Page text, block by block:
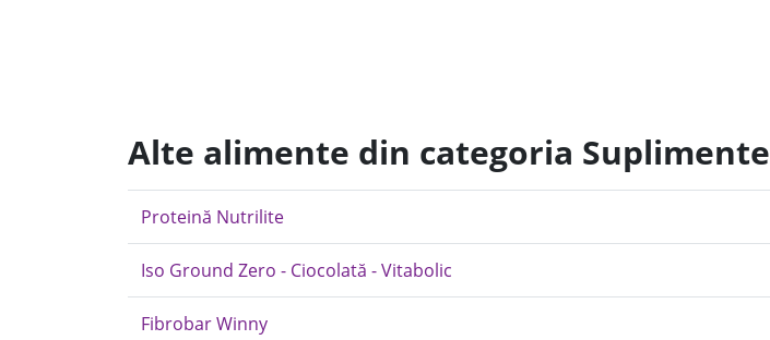
Alte alimente din categoria Suplimente
Proteină Nutrilite
Iso Ground Zero - Ciocolată - Vitabolic
Fibrobar Winny